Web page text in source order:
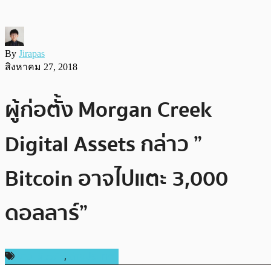
By Jirapas
สิงหาคม 27, 2018
ผู้ก่อตั้ง Morgan Creek
Digital Assets กล่าว ”
Bitcoin อาจไปแตะ 3,000
ดอลลาร์”
,